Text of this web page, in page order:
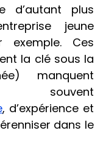
d’autant plus
jeune
Ces
la clé sous la
manquent
souvent
, d’expérience et
dans le